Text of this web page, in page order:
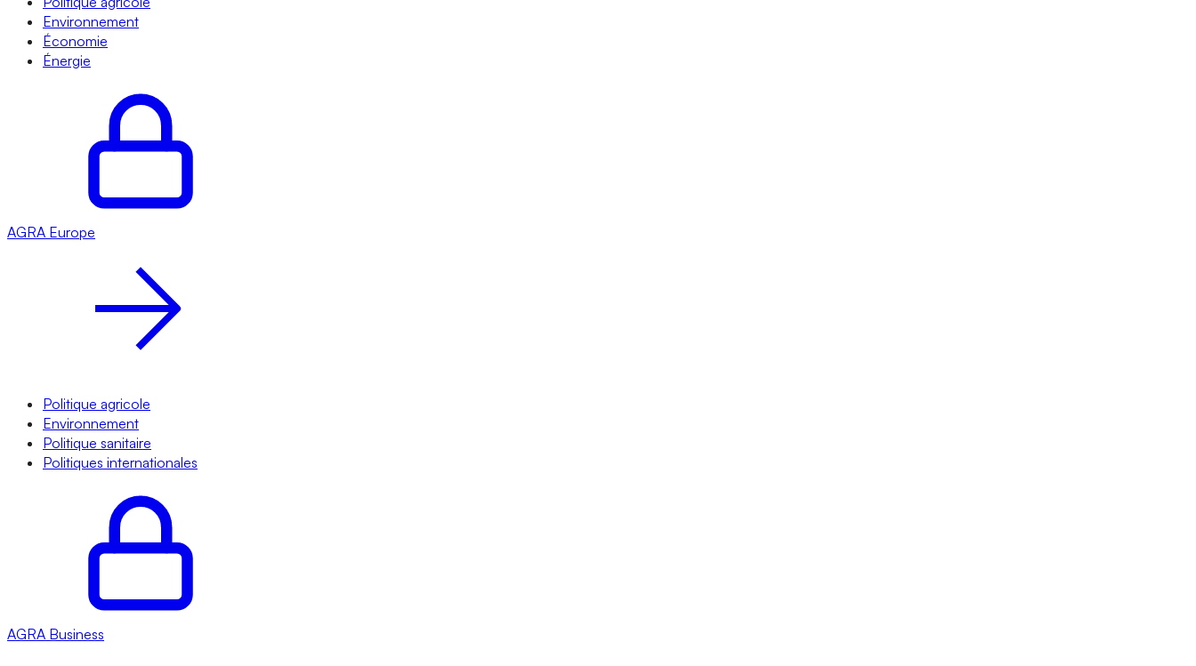
Environnement
Économie
Énergie
AGRA Europe
Politique agricole
Environnement
Politique sanitaire
Politiques internationales
AGRA Business